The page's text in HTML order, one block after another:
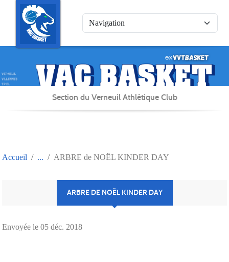
Section du Verneuil Athlétique Club
Accueil ARBRE de NOËL KINDER DAY
ARBRE DE NOËL KINDER DAY
Envoyée le 05 déc. 2018
Panneau de gestion des cookies